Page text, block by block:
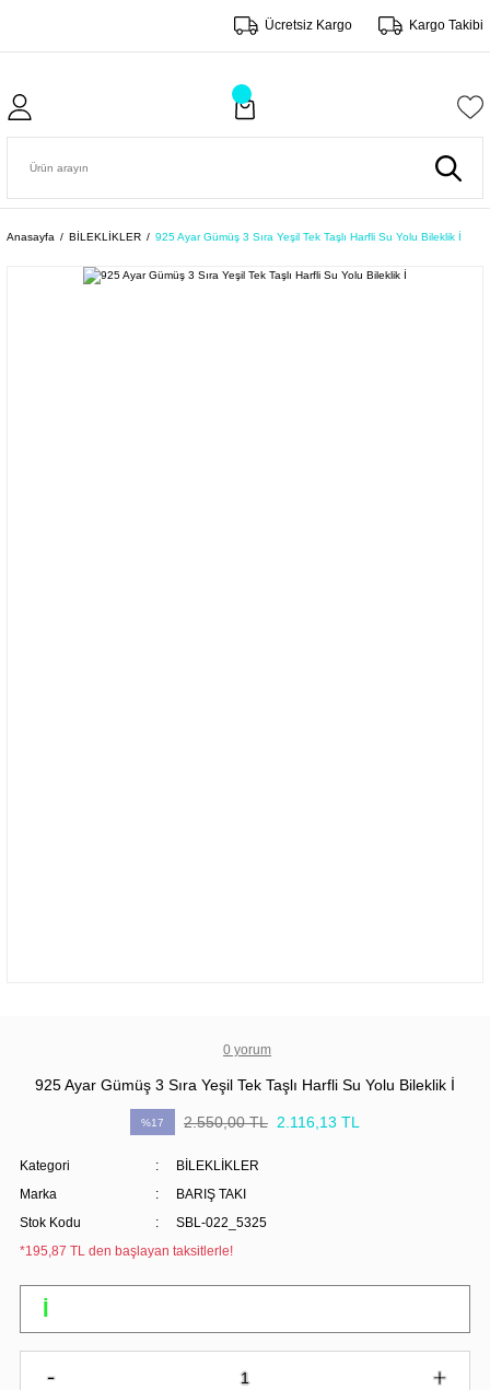
Ücretsiz Kargo Kargo Takibi
Anasayfa BİLEKLİKLER 925 Ayar Gümüş 3 Sıra Yeşil Tek Taşlı Harfli Su Yolu Bileklik İ
0 yorum
925 Ayar Gümüş 3 Sıra Yeşil Tek Taşlı Harfli Su Yolu Bileklik İ
%17 2.550,00 TL 2.116,13 TL
Kategori
BİLEKLİKLER
Marka
BARIŞ TAKI
Stok Kodu
SBL-022_5325
*195,87 TL den başlayan taksitlerle!